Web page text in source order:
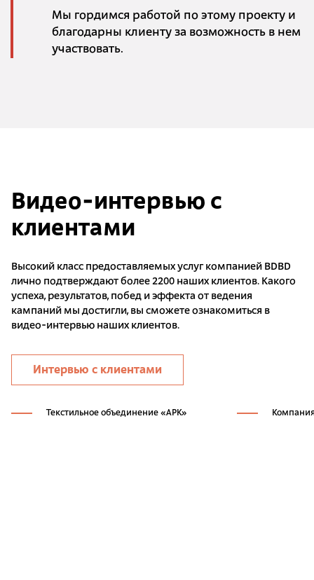
Мы гордимся работой по этому проекту и
благодарны клиенту за возможность в нем
участвовать.
Видео-интервью с
клиентами
Высокий класс предоставляемых услуг компанией BDBD
лично подтверждают более 2200 наших клиентов. Какого
успеха, результатов, побед и эффекта от ведения
кампаний мы достигли, вы сможете ознакомиться в
видео-интервью наших клиентов.
Интервью с клиентами
Текстильное объединение «АРК»